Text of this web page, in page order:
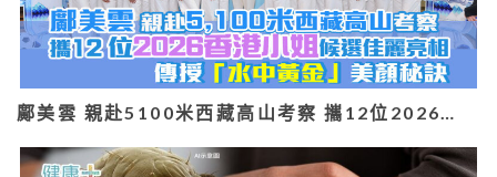
鄺美雲 親赴5100米西藏高山考察 攜12位2026…